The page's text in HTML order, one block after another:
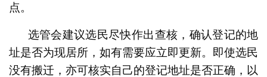
点。
选管会建议选民尽快作出查核，确认登记的地
址是否为现居所，如有需要应立即更新。即使选民
没有搬迁，亦可核实自己的登记地址是否正确，以